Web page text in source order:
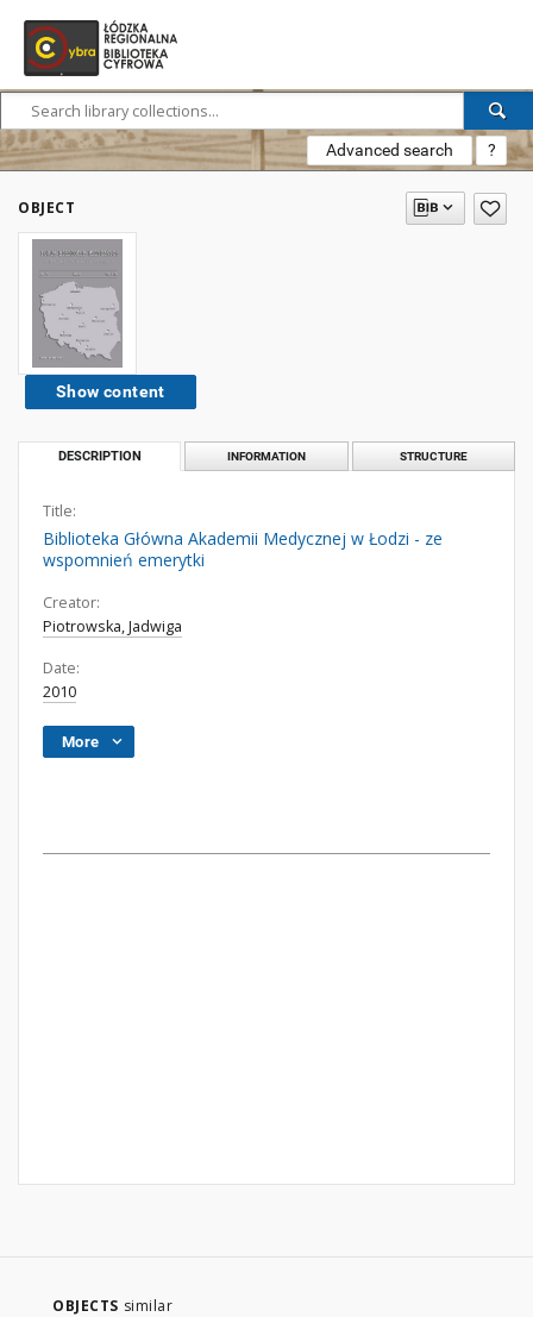
Advanced search ?
OBJECT
Show content
DESCRIPTION INFORMATION STRUCTURE
Title:
Biblioteka Główna Akademii Medycznej w Łodzi - ze
wspomnień emerytki
Creator:
Piotrowska, Jadwiga
Date:
2010
More
OBJECTS similar